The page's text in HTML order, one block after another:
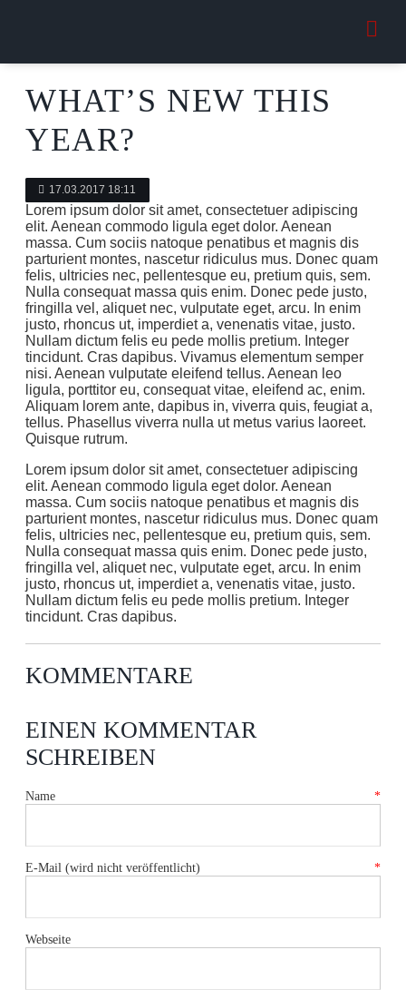
WHAT’S NEW THIS
YEAR?
17.03.2017 18:11
Lorem ipsum dolor sit amet, consectetuer adipiscing
elit. Aenean commodo ligula eget dolor. Aenean
massa. Cum sociis natoque penatibus et magnis dis
parturient montes, nascetur ridiculus mus. Donec quam
felis, ultricies nec, pellentesque eu, pretium quis, sem.
Nulla consequat massa quis enim. Donec pede justo,
fringilla vel, aliquet nec, vulputate eget, arcu. In enim
justo, rhoncus ut, imperdiet a, venenatis vitae, justo.
Nullam dictum felis eu pede mollis pretium. Integer
tincidunt. Cras dapibus. Vivamus elementum semper
nisi. Aenean vulputate eleifend tellus. Aenean leo
ligula, porttitor eu, consequat vitae, eleifend ac, enim.
Aliquam lorem ante, dapibus in, viverra quis, feugiat a,
tellus. Phasellus viverra nulla ut metus varius laoreet.
Quisque rutrum.
Lorem ipsum dolor sit amet, consectetuer adipiscing
elit. Aenean commodo ligula eget dolor. Aenean
massa. Cum sociis natoque penatibus et magnis dis
parturient montes, nascetur ridiculus mus. Donec quam
felis, ultricies nec, pellentesque eu, pretium quis, sem.
Nulla consequat massa quis enim. Donec pede justo,
fringilla vel, aliquet nec, vulputate eget, arcu. In enim
justo, rhoncus ut, imperdiet a, venenatis vitae, justo.
Nullam dictum felis eu pede mollis pretium. Integer
tincidunt. Cras dapibus.
KOMMENTARE
EINEN KOMMENTAR
SCHREIBEN
Name *
E-Mail (wird nicht veröffentlicht) *
Webseite